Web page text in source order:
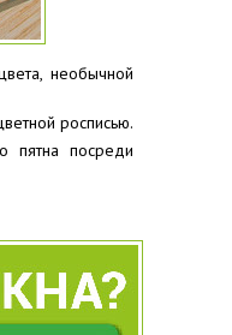
необычной
росписью.
пятна посреди